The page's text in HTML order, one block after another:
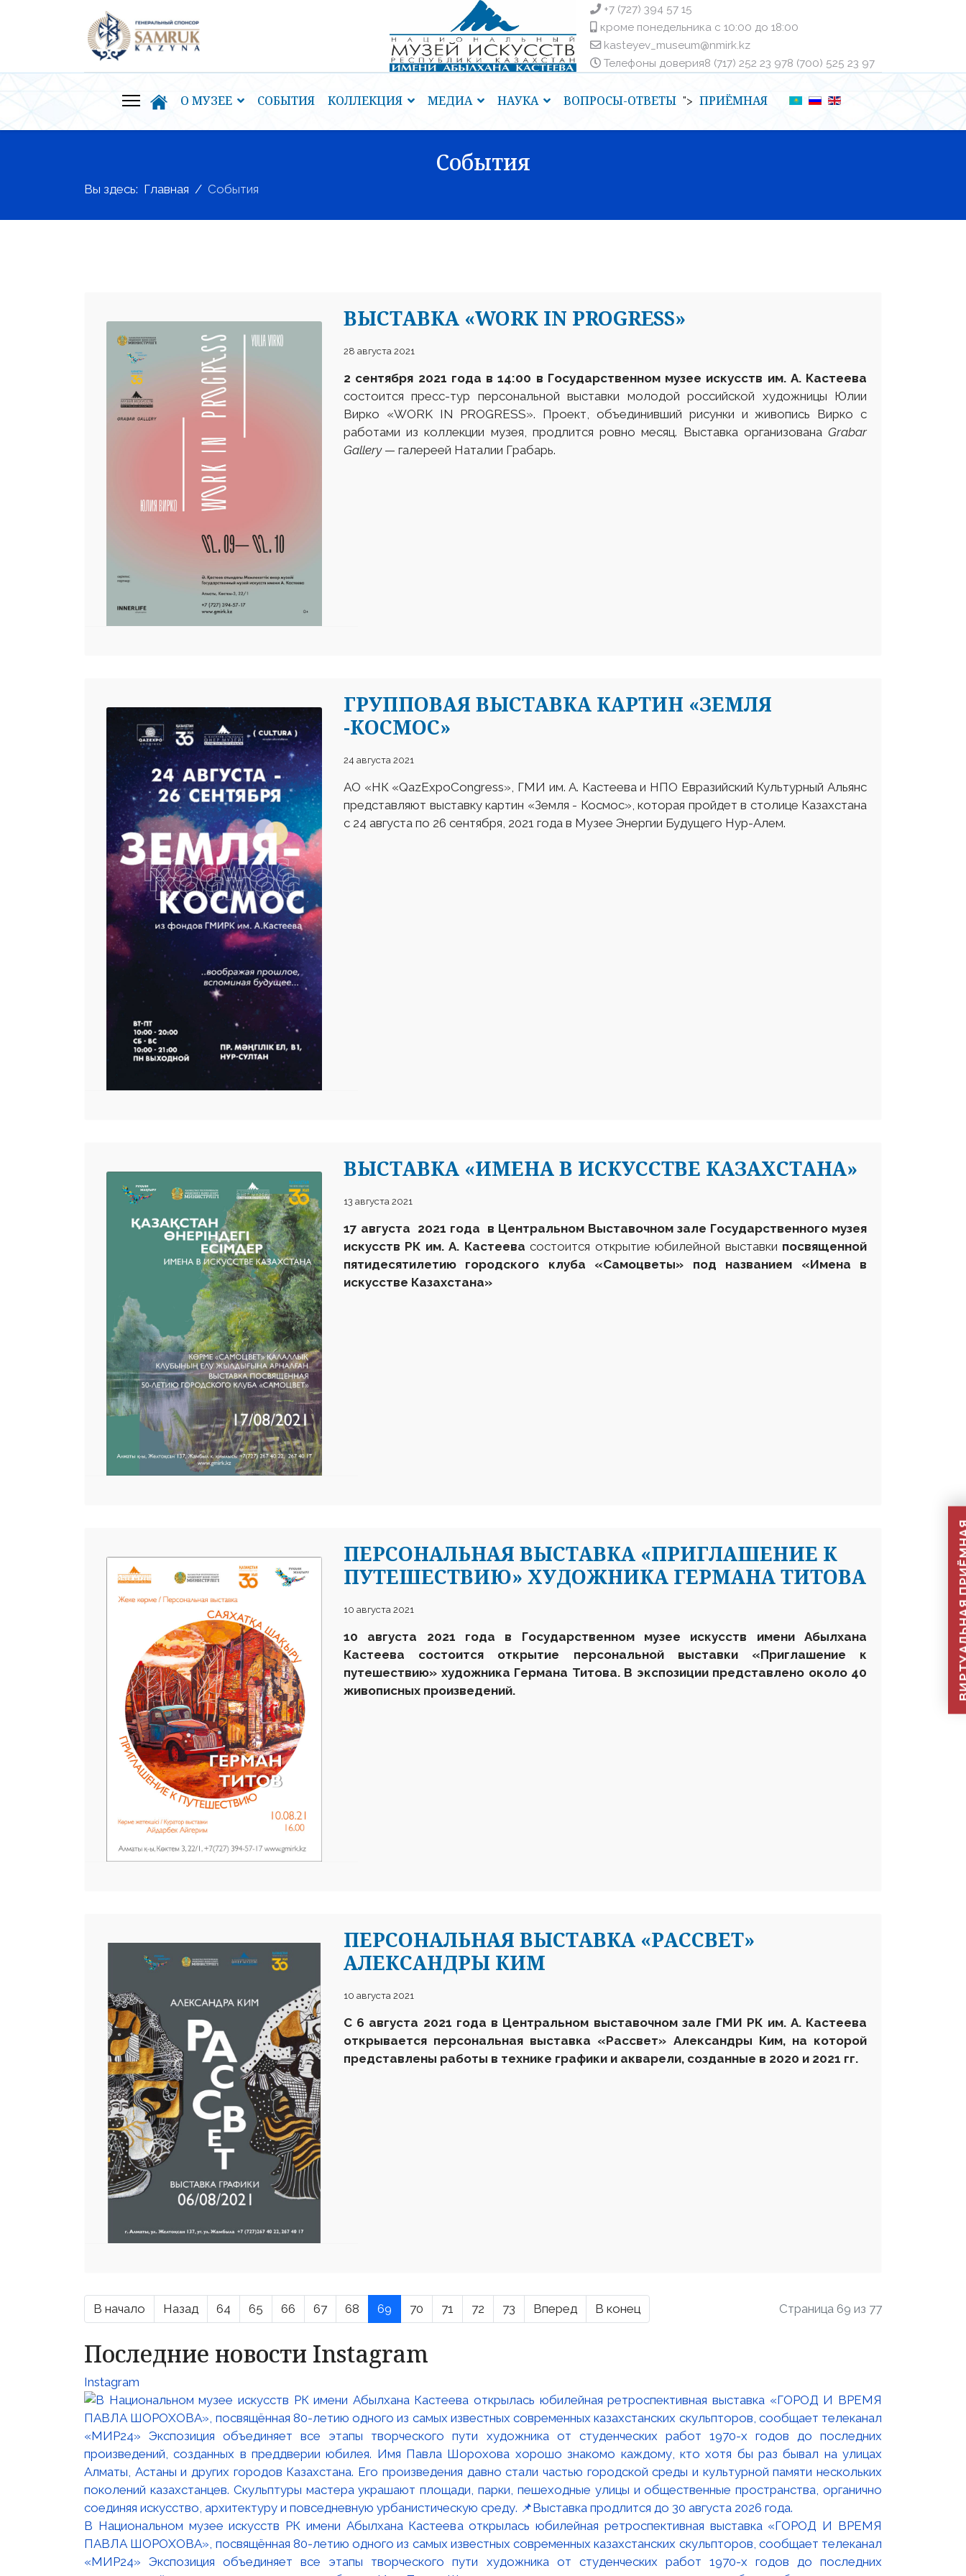
+7 (727) 394 57 15
кроме понедельника с 10:00 до 18:00
kasteyev_museum@nmirk.kz
Телефоны доверияㅤ8 (717) 252 23 97ㅤㅤ8 (700) 525 23 97
О МУЗЕЕ СОБЫТИЯ КОЛЛЕКЦИЯ МЕДИА НАУКА ВОПРОСЫ-ОТВЕТЫ "> ПРИЁМНАЯ
События
Вы здесь: Главная События
ВЫСТАВКА «WORK IN PROGRESS»
28 августа 2021
2 сентября 2021 года в 14:00 в Государственном музее искусств им. А. Кастеева
состоится пресс-тур персональной выставки молодой российской художницы Юлии
Вирко «WORK IN PROGRESS». Проект, объединивший рисунки и живопись Вирко с
работами из коллекции музея, продлится ровно месяц. Выставка организована Grabar
Gallery— галереей Наталии Грабарь.
ГРУППОВАЯ ВЫСТАВКА КАРТИН «ЗЕМЛЯ
-КОСМОС»
24 августа 2021
АО «НК «QazExpoCongress», ГМИ им. А. Кастеева и НПО Евразийский Культурный Альянс
представляют выставку картин «Земля - Космос», которая пройдет в столице Казахстана
с 24 августа по 26 сентября, 2021 года в Музее Энергии Будущего Нур-Алем.
ВЫСТАВКА «ИМЕНА В ИСКУССТВЕ КАЗАХСТАНА»
13 августа 2021
17 августа 2021 года в Центральном Выставочном зале Государственного музея
искусств РК им. А. Кастеевасостоится открытие юбилейной выставки посвященной
пятидесятилетию городского клуба «Самоцветы» под названием «Имена в
искусстве Казахстана»
ПЕРСОНАЛЬНАЯ ВЫСТАВКА «ПРИГЛАШЕНИЕ К
ПУТЕШЕСТВИЮ» ХУДОЖНИКА ГЕРМАНА ТИТОВА
10 августа 2021
10 августа 2021 года в Государственном музее искусств имени Абылхана
Кастеева состоится открытие персональной выставки «Приглашение к
путешествию» художника Германа Титова. В экспозиции представлено около 40
живописных произведений.
ПЕРСОНАЛЬНАЯ ВЫСТАВКА «РАССВЕТ»
АЛЕКСАНДРЫ КИМ
10 августа 2021
С 6 августа 2021 года в Центральном выставочном зале ГМИ РК им. А. Кастеева
открывается персональная выставка «Рассвет» Александры Ким, на которой
представлены работы в технике графики и акварели, созданные в 2020 и 2021 гг.
В начало Назад 64 65 66 67 68 69 70 71 72 73 Вперед В конец Страница 69 из 77
Последние новости Instagram
Instagram
В Национальном музее искусств РК имени Абылхана Кастеева открылась юбилейная ретроспективная выставка «ГОРОД И ВРЕМЯ
ПАВЛА ШОРОХОВА», посвящённая 80-летию одного из самых известных современных казахстанских скульпторов, сообщает телеканал
«МИР24» Экспозиция объединяет все этапы творческого пути художника от студенческих работ 1970-х годов до последних